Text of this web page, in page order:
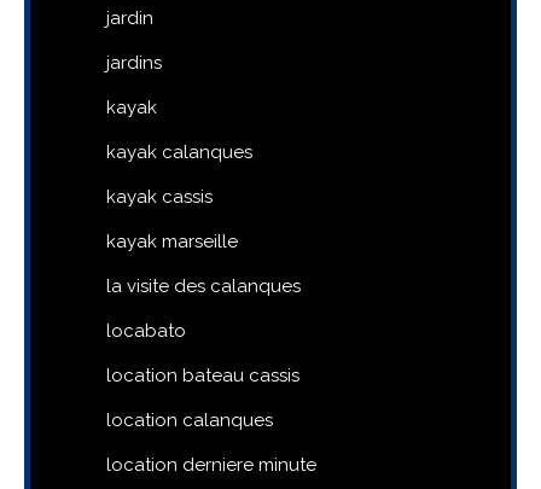
jardin
jardins
kayak
kayak calanques
kayak cassis
kayak marseille
la visite des calanques
locabato
location bateau cassis
location calanques
location derniere minute